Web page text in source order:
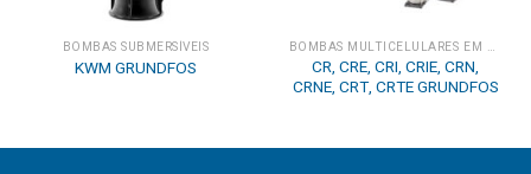
BOMBAS SUBMERSÍVEIS
KWM GRUNDFOS
BOMBAS MULTICELULARES EM LINHA
CR, CRE, CRI, CRIE, CRN,
CRNE, CRT, CRTE GRUNDFOS